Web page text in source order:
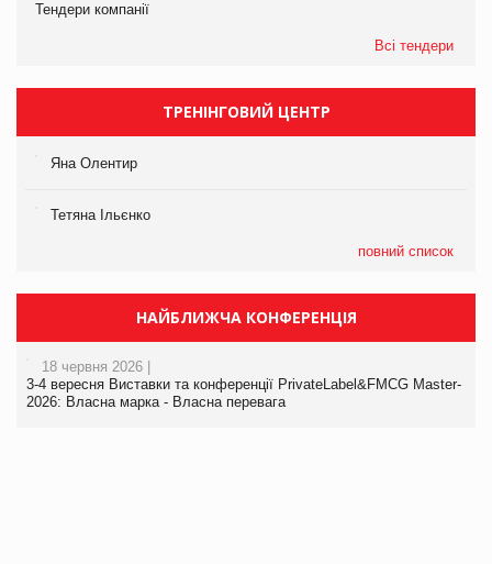
Тендери компанії
Всі тендери
ТРЕНІНГОВИЙ ЦЕНТР
Яна Олентир
Тетяна Ільєнко
повний список
НАЙБЛИЖЧА КОНФЕРЕНЦІЯ
18 червня 2026 |
3-4 вересня Виставки та конференції PrivateLabel&FMCG Master-
2026: Власна марка - Власна перевага